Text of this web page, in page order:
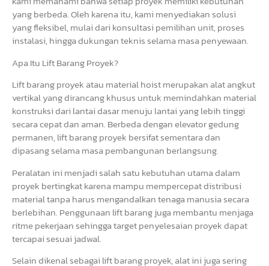
yang berbeda. Oleh karena itu, kami menyediakan solusi
yang fleksibel, mulai dari konsultasi pemilihan unit, proses
instalasi, hingga dukungan teknis selama masa penyewaan.
Apa Itu Lift Barang Proyek?
Lift barang proyek atau material hoist merupakan alat angkut
vertikal yang dirancang khusus untuk memindahkan material
konstruksi dari lantai dasar menuju lantai yang lebih tinggi
secara cepat dan aman. Berbeda dengan elevator gedung
permanen, lift barang proyek bersifat sementara dan
dipasang selama masa pembangunan berlangsung.
Peralatan ini menjadi salah satu kebutuhan utama dalam
proyek bertingkat karena mampu mempercepat distribusi
material tanpa harus mengandalkan tenaga manusia secara
berlebihan. Penggunaan lift barang juga membantu menjaga
ritme pekerjaan sehingga target penyelesaian proyek dapat
tercapai sesuai jadwal.
Selain dikenal sebagai lift barang proyek, alat ini juga sering